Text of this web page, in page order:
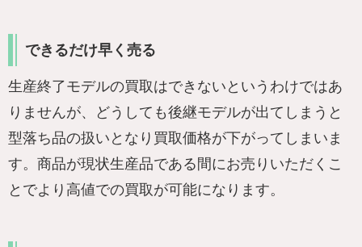
できるだけ早く売る
生産終了モデルの買取はできないというわけではあ
りませんが、どうしても後継モデルが出てしまうと
型落ち品の扱いとなり買取価格が下がってしまいま
す。商品が現状生産品である間にお売りいただくこ
とでより高値での買取が可能になります。